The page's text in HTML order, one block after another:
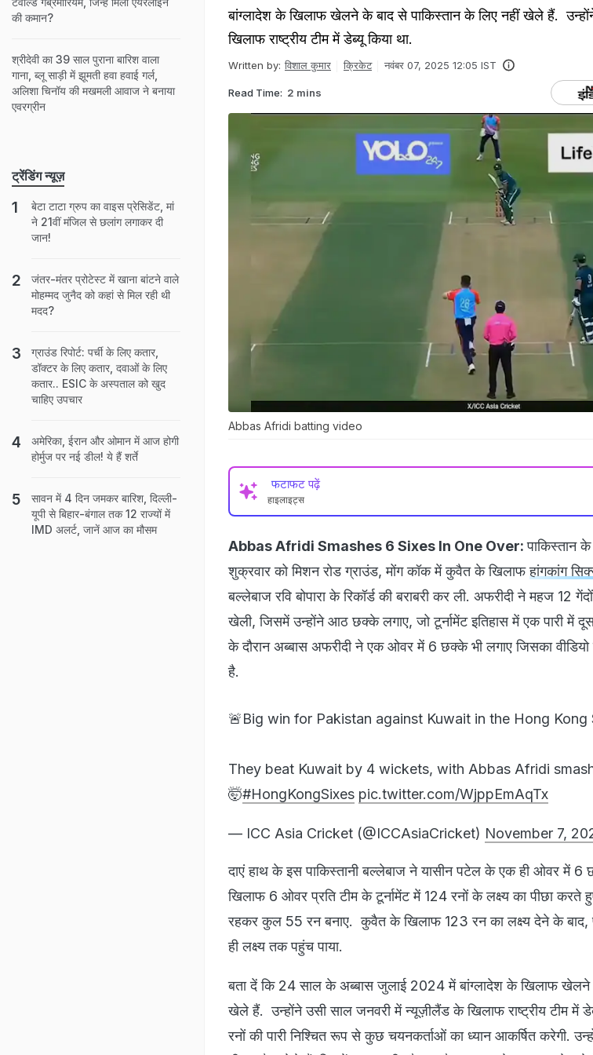
बांग्लादेश के खिलाफ खेलने के बाद से पाकिस्तान के लिए नहीं खेले हैं.
खिलाफ राष्ट्रीय टीम में डेब्यू किया था.
Written by: विशाल कुमार क्रिकेट नवंबर 07, 2025 12:05 IST
Read Time: 2 mins
Abbas Afridi batting video
फटाफट पढ़ें
हाइलाइट्स
Abbas Afridi Smashes 6 Sixes In One Over:पाकिस्तान
शुक्रवार को मिशन रोड ग्राउंड, मोंग कॉक में कुवैत के खिलाफहांगकांग
बल्लेबाज रवि बोपारा के रिकॉर्ड की बराबरी कर ली. अफरीदी ने महज 12
खेली, जिसमें उन्होंने आठ छक्के लगाए, जो टूर्नामेंट इतिहास में एक पारी में
के दौरान अब्बास अफरीदी ने एक ओवर में 6 छक्के भी लगाए जिसका वीडियो
है.
🚨Big win for Pakistan against Kuwait in the Hong Kong
They beat Kuwait by 4 wickets, with Abbas Afridi
🤯#HongKongSixes pic.twitter.com/WjppEmAqTx
— ICC Asia Cricket (@ICCAsiaCricket) November 7,
दाएं हाथ के इस पाकिस्तानी बल्लेबाज ने यासीन पटेल के एक ही ओवर में
खिलाफ 6 ओवर प्रति टीम के टूर्नामेंट में 124 रनों के लक्ष्य का पीछा करते
रहकर कुल 55 रन बनाए. कुवैत के खिलाफ 123 रन का लक्ष्य देने के बाद,
ही लक्ष्य तक पहुंच पाया.
बता दें कि 24 साल के अब्बास जुलाई 2024 में बांग्लादेश के खिलाफ खेलने
खेले हैं. उन्होंने उसी साल जनवरी में न्यूज़ीलैंड के खिलाफ राष्ट्रीय टीम में
रनों की पारी निश्चित रूप से कुछ चयनकर्ताओं का ध्यान आकर्षित करेगी.
की कमान?
श्रीदेवी का 39 साल पुराना बारिश वाला
गाना, ब्लू साड़ी में झूमती हवा हवाई गर्ल,
अलिशा चिनॉय की मखमली आवाज ने बनाया
एवरग्रीन
ट्रेंडिंग न्यूज़
बेटा टाटा ग्रुप का वाइस प्रेसिडेंट, मां
ने 21वीं मंजिल से छलांग लगाकर दी
जान!
जंतर-मंतर प्रोटेस्ट में खाना बांटने वाले
मोहम्मद जुनैद को कहां से मिल रही थी
मदद?
ग्राउंड रिपोर्ट: पर्ची के लिए कतार,
डॉक्टर के लिए कतार, दवाओं के लिए
कतार.. ESIC के अस्पताल को खुद
चाहिए उपचार
अमेरिका, ईरान और ओमान में आज होगी
होर्मुज पर नई डील! ये हैं शर्ते
सावन में 4 दिन जमकर बारिश, दिल्ली-
यूपी से बिहार-बंगाल तक 12 राज्यों में
IMD अलर्ट, जानें आज का मौसम